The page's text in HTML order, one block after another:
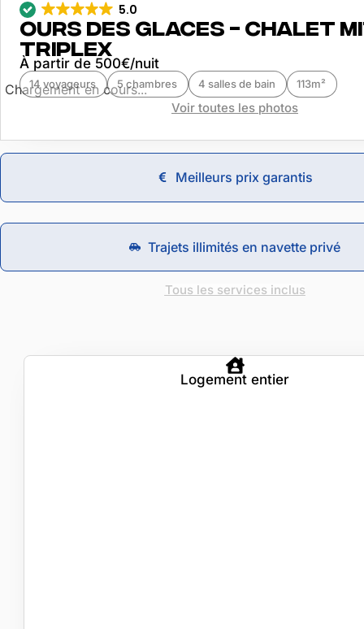
Logement entier
5.0
Ours des Glaces - Chalet
Triplex
À partir de 500€/nuit
14 voyageurs 5 chambres 4 salles de bain 113m²
Chargement en cours...
Voir toutes les photos
Meilleurs prix garantis
Trajets illimités en navette privé
Tous les services inclus